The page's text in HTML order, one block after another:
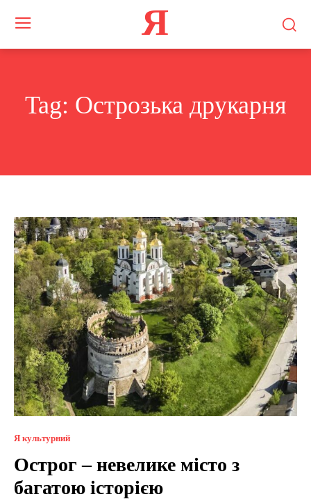
Я
Tag: Острозька друкарня
Я культурний
Острог – невелике місто з
багатою історією